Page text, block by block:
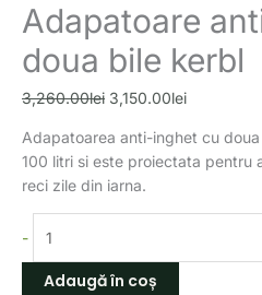
Adapatoare
doua bile kerbl
3,260.00lei 3,150.00lei
Adapatoarea anti-inghet cu
100 litri si este proiectata pentru
reci zile din iarna.
-
Adaugă în coș